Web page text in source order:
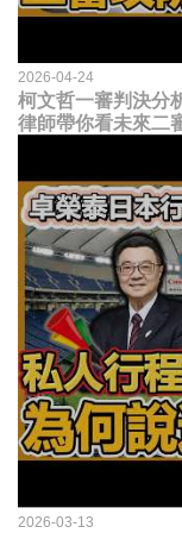
2026-04-24
柯文哲一審判決分
律師帶你看未來二
2026-03-13